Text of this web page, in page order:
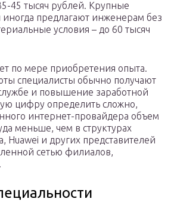
45 тысяч рублей. Крупные
иногда предлагают инженерам без
условия – до 60 тысяч
по мере приобретения опыта.
специалисты обычно получают
и повышение заработной
цифру определить сложно,
интернет-провайдера объем
меньше, чем в структурах
Huawei и других представителей
сетью филиалов,